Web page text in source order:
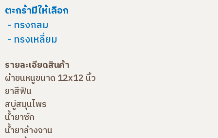
ตะกร้ามีให้เลือก
- ทรงกลม
- ทรงเหลี่ยม
รายละเอียดสินค้า
ผ้าขนหนูขนาด 12x12 นิ้ว
ยาสีฟัน
สบู่สมุนไพร
น้ำยาซัก
น้ำยาล้างจาน